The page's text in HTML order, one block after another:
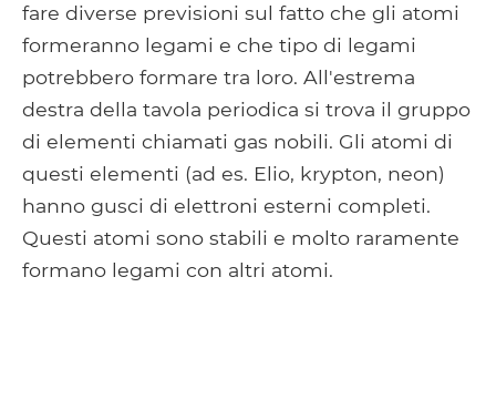
fare diverse previsioni sul fatto che gli atomi
formeranno legami e che tipo di legami
potrebbero formare tra loro. All'estrema
destra della tavola periodica si trova il gruppo
di elementi chiamati gas nobili. Gli atomi di
questi elementi (ad es. Elio, krypton, neon)
hanno gusci di elettroni esterni completi.
Questi atomi sono stabili e molto raramente
formano legami con altri atomi.